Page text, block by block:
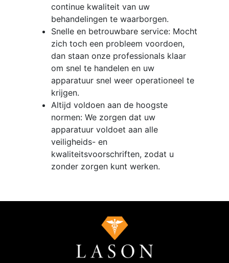
continue kwaliteit van uw
behandelingen te waarborgen.
Snelle en betrouwbare service: Mocht
zich toch een probleem voordoen,
dan staan onze professionals klaar
om snel te handelen en uw
apparatuur snel weer operationeel te
krijgen.
Altijd voldoen aan de hoogste
normen: We zorgen dat uw
apparatuur voldoet aan alle
veiligheids- en
kwaliteitsvoorschriften, zodat u
zonder zorgen kunt werken.